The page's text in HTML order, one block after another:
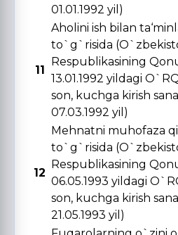
01.01.1992 yil)
11
Aholini ish bilan
to`g`risida
Respublikasining
13.01.1992 yildagi
son, kuchga kirish
07.03.1992 yil)
12
Mehnatni muhofaza
to`g`risida
Respublikasining
06.05.1993 yildagi
son, kuchga kirish
21.05.1993 yil)